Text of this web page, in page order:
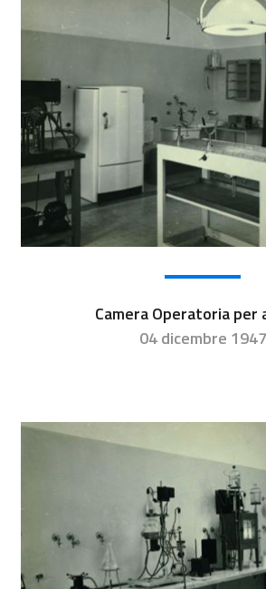
Camera Operatoria per
04 dicembre 1947